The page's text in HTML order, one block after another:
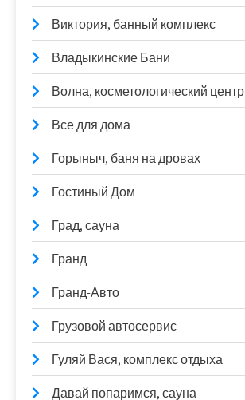
Виктория, банный комплекс
Владыкинские Бани
Волна, косметологический центр
Все для дома
Горыныч, баня на дровах
Гостиный Дом
Град, сауна
Гранд
Гранд-Авто
Грузовой автосервис
Гуляй Вася, комплекс отдыха
Давай попаримся, сауна